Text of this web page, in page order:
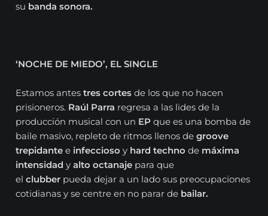
su banda sonora.
‘NOCHE DE MIEDO’, EL SINGLE
Estamos antestres cortes de los que no hacen
prisioneros. Raúl Parra regresa a las lides de la
producción musical con un EPque es una bomba de
baile masivo, repleto de ritmos llenos degroove
trepidantee infeccioso y hard techno de máxima
intensidady alto octanaje para que
elclubber pueda dejar a un lado sus preocupaciones
cotidianas y se centre en no parar de bailar.